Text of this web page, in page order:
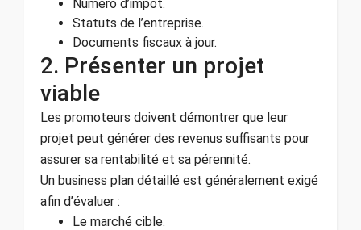
Numéro d’impôt.
Statuts de l’entreprise.
Documents fiscaux à jour.
2. Présenter un projet
viable
Les promoteurs doivent démontrer que leur
projet peut générer des revenus suffisants pour
assurer sa rentabilité et sa pérennité.
Un business plan détaillé est généralement exigé
afin d’évaluer :
Le marché cible.